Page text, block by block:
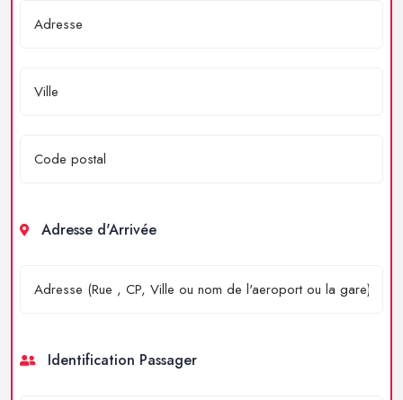
Adresse d'Arrivée
Identification Passager